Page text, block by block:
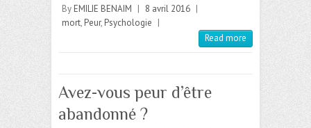
By EMILIE BENAIM | 8 avril 2016 |
mort, Peur, Psychologie |
Read more
Avez-vous peur d’être
abandonné ?